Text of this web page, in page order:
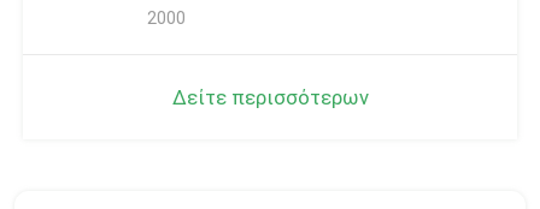
2000
Δείτε περισσότερων